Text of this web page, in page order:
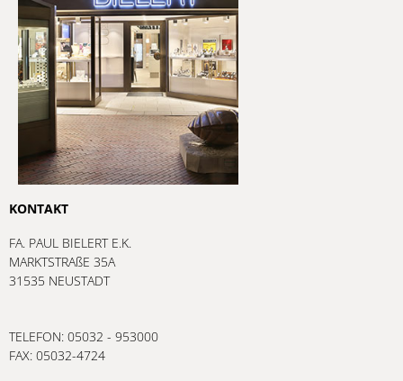
KONTAKT
FA. PAUL BIELERT E.K.
MARKTSTRAßE 35A
31535 NEUSTADT
TELEFON: 05032 - 953000
FAX: 05032-4724